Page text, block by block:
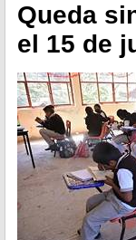
Queda
el 15 de